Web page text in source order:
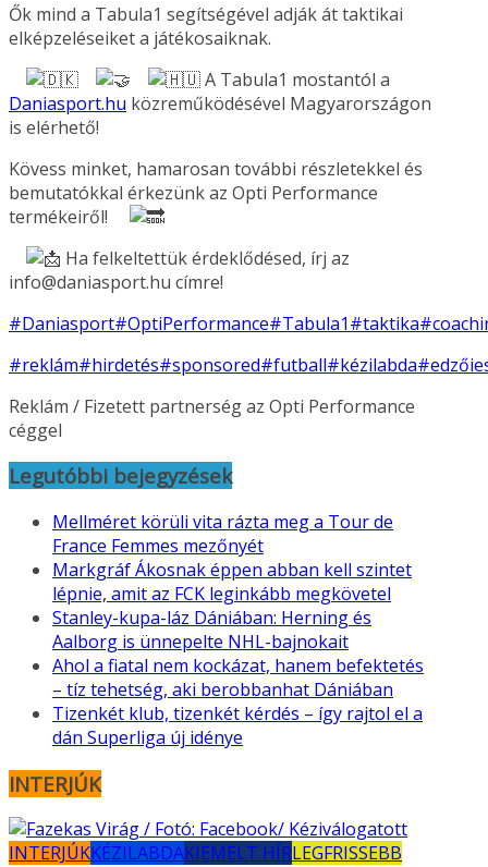
Ők mind a Tabula1 segítségével adják át taktikai
elképzeléseiket a játékosaiknak.
A Tabula1 mostantól a
Daniasport.hu közreműködésével Magyarországon
is elérhető!
Kövess minket, hamarosan további részletekkel és
bemutatókkal érkezünk az Opti Performance
termékeiről!
Ha felkeltettük érdeklődésed, írj az
info@daniasport.hu címre!
#Daniasport#OptiPerformance#Tabula1#taktika
#reklám#hirdetés#sponsored#futball#kézilabda
Reklám / Fizetett partnerség az Opti Performance
céggel
Legutóbbi bejegyzések
Mellméret körüli vita rázta meg a Tour de
France Femmes mezőnyét
Markgráf Ákosnak éppen abban kell szintet
lépnie, amit az FCK leginkább megkövetel
Stanley-kupa-láz Dániában: Herning és
Aalborg is ünnepelte NHL-bajnokait
Ahol a fiatal nem kockázat, hanem befektetés
– tíz tehetség, aki berobbanhat Dániában
Tizenkét klub, tizenkét kérdés – így rajtol el a
dán Superliga új idénye
INTERJÚK
INTERJÚKKÉZILABDAKIEMELT HÍRLEGFRISSEBB